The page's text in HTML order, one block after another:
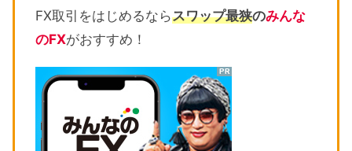
FX取引をはじめるならスワップ最狭のみんな
のFXがおすすめ！